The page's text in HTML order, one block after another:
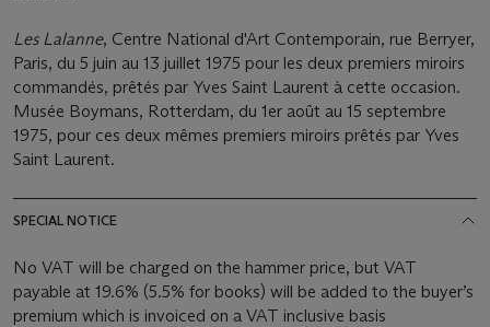
Les Lalanne, Centre National d'Art Contemporain, rue Berryer,
Paris, du 5 juin au 13 juillet 1975 pour les deux premiers miroirs
commandés, prêtés par Yves Saint Laurent à cette occasion.
Musée Boymans, Rotterdam, du 1er août au 15 septembre
1975, pour ces deux mêmes premiers miroirs prêtés par Yves
Saint Laurent.
SPECIAL NOTICE
No VAT will be charged on the hammer price, but VAT
payable at 19.6% (5.5% for books) will be added to the buyer’s
premium which is invoiced on a VAT inclusive basis